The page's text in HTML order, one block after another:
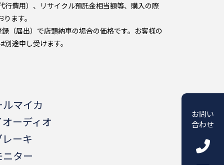
お問い
合わせ
行費用）、リサイクル預託金相当額等、購入の際
ます。
（届出）で店頭納車の場合の価格です。お客様の
途申し受けます。
マイカ
ーディオ
ーキ
ター